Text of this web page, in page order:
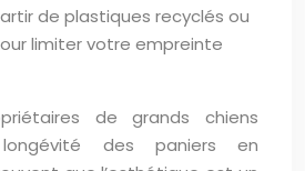
de plastiques recyclés ou
limiter votre empreinte
de grands chiens
des paniers en